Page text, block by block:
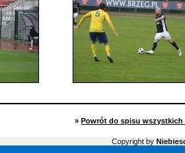
» Powrót do spisu wszystkich
Copyright by